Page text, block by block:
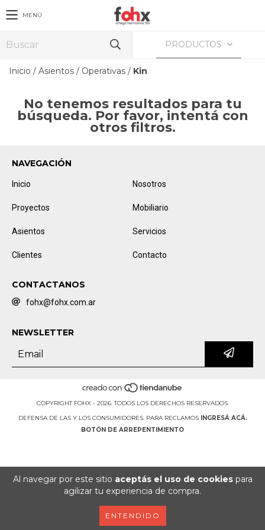
Al navegar por este sitio aceptás el uso de cookiespara
agilizar tu experiencia de compra.
ENTENDIDO
MENÚ
PRODUCTOS
Inicio / Asientos / Operativas / Kin
No tenemos resultados para tu
búsqueda. Por favor, intentá con
otros filtros.
NAVEGACIÓN
Inicio Nosotros
Proyectos Mobiliario
Asientos Servicios
Clientes Contacto
CONTACTANOS
fohx@fohx.com.ar
NEWSLETTER
COPYRIGHT FOHX - 2026. TODOS LOS DERECHOS RESERVADOS.
DEFENSA DE LAS Y LOS CONSUMIDORES. PARA RECLAMOS
INGRESÁ ACÁ.
BOTÓN DE ARREPENTIMIENTO